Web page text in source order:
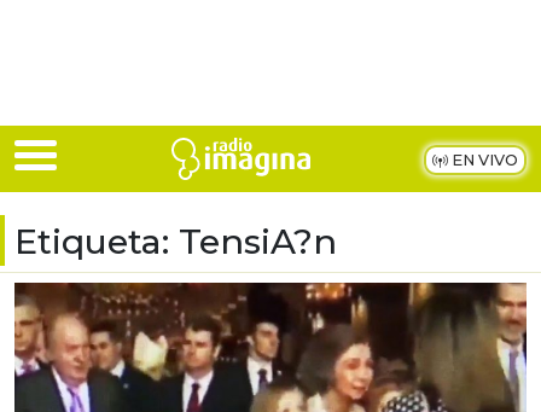
EN VIVO
Etiqueta: TensiA?n